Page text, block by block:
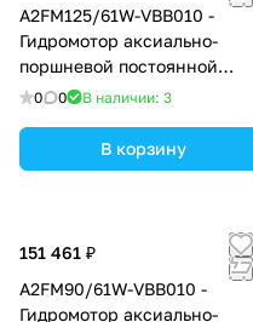
A2FM125/61W-VBB010 -
Гидромотор аксиально-
поршневой постоянной
производительности с
объем 125 см3, номинальное
давление 400 бар
0 0 В наличии: 3
В корзину
151 461 ₽
A2FM90/61W-VBB010 -
Гидромотор аксиально-